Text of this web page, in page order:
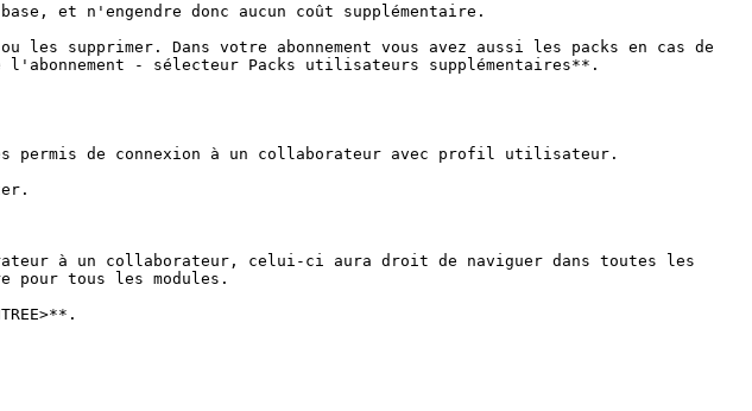
et n'engendre donc aucun coût supplémentaire.
supprimer. Dans votre abonnement vous avez aussi les packs en cas de
- sélecteur Packs utilisateurs supplémentaires**.
de connexion à un collaborateur avec profil utilisateur.
à un collaborateur, celui-ci aura droit de naviguer dans toutes les
pour tous les modules.